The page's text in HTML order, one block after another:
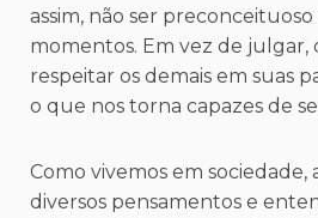
assim, não ser
momentos. Em vez de julgar,
respeitar os demais em suas
o que nos torna capazes de
Como vivemos em sociedade,
diversos pensamentos e